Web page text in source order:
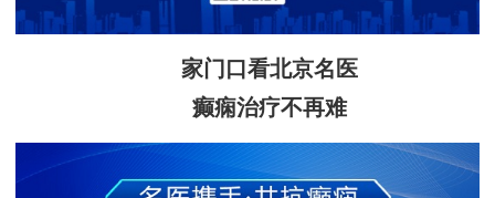
家门口看北京名医
癫痫治疗不再难